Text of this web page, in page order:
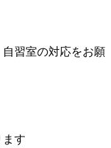
習室の対応をお願
す